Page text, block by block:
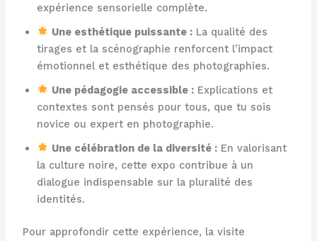
expérience sensorielle complète.
Une esthétique puissante : La qualité des
tirages et la scénographie renforcent l’impact
émotionnel et esthétique des photographies.
Une pédagogie accessible : Explications et
contextes sont pensés pour tous, que tu sois
novice ou expert en photographie.
Une célébration de la diversité : En valorisant
la culture noire, cette expo contribue à un
dialogue indispensable sur la pluralité des
identités.
Pour approfondir cette expérience, la visite